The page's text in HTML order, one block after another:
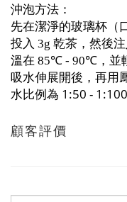
沖泡方法：
先在潔淨的玻璃杯（
投入 3g 乾茶，然後注
溫在 85℃ - 90℃ ，
吸水伸展開後，再用
水比例為 1:50 - 1:100
顧客評價